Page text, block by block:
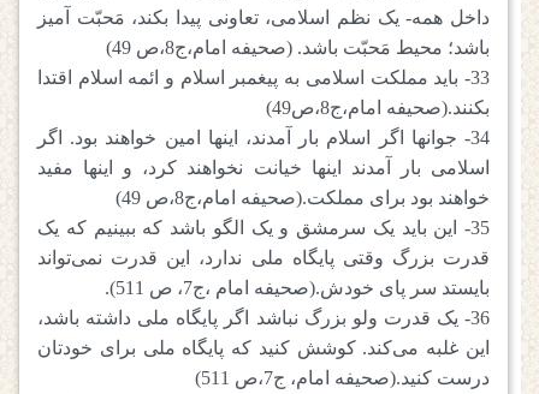
داخل همه- یک نظم اسلامی، تعاونی پیدا بکند، مَحبّت آمیز
باشد؛ محیط مَحبّت باشد. (صحیفه امام،ج8،ص 49)
33- باید مملکت اسلامی به پیغمبر اسلام و ائمه اسلام اقتدا
بکنند.(صحیفه امام،ج8،ص49)
34- جوانها اگر اسلام بار آمدند، اینها امین خواهند بود. اگر
اسلامی بار آمدند اینها خیانت نخواهند کرد، و اینها مفید
خواهند بود برای مملکت.(صحیفه امام،ج8،ص 49)
35- این باید یک سرمشق و یک الگو باشد که ببینیم که یک
قدرت بزرگ وقتی پایگاه ملی ندارد، این قدرت نمی‌تواند
بایستد سر پای خودش.(صحیفه امام ،ج7، ص 511).
36- یک قدرت ولو بزرگ نباشد اگر پایگاه ملی داشته باشد،
این غلبه می‌کند. کوشش کنید که پایگاه ملی برای خودتان
درست کنید.(صحیفه امام، ج7،ص 511)